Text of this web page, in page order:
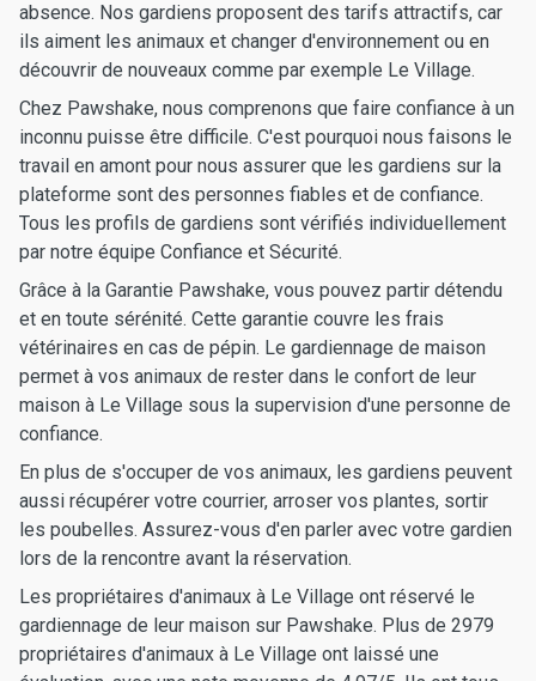
absence. Nos gardiens proposent des tarifs attractifs, car
ils aiment les animaux et changer d'environnement ou en
découvrir de nouveaux comme par exemple Le Village.
Chez Pawshake, nous comprenons que faire confiance à un
inconnu puisse être difficile. C'est pourquoi nous faisons le
travail en amont pour nous assurer que les gardiens sur la
plateforme sont des personnes fiables et de confiance.
Tous les profils de gardiens sont vérifiés individuellement
par notre équipe Confiance et Sécurité.
Grâce à la Garantie Pawshake, vous pouvez partir détendu
et en toute sérénité. Cette garantie couvre les frais
vétérinaires en cas de pépin. Le gardiennage de maison
permet à vos animaux de rester dans le confort de leur
maison à Le Village sous la supervision d'une personne de
confiance.
En plus de s'occuper de vos animaux, les gardiens peuvent
aussi récupérer votre courrier, arroser vos plantes, sortir
les poubelles. Assurez-vous d'en parler avec votre gardien
lors de la rencontre avant la réservation.
Les propriétaires d'animaux à Le Village ont réservé le
gardiennage de leur maison sur Pawshake. Plus de 2979
propriétaires d'animaux à Le Village ont laissé une